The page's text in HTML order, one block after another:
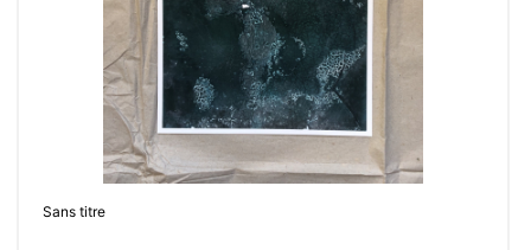
Sans titre